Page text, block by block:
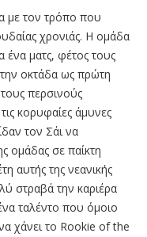
με τον τρόπο που
χρονιάς. Η ομάδα
ένα ματς, φέτος τους
οκτάδα ως πρώτη
περσινούς
κορυφαίες άμυνες
τον Σάι να
ομάδας σε παίκτη
αυτής της νεανικής
στραβά την καριέρα
ταλέντο που όμοιο
χάνει το Rookie of the